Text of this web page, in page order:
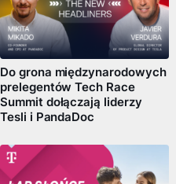
Do grona międzynarodowych
prelegentów Tech Race
Summit dołączają liderzy
Tesli i PandaDoc